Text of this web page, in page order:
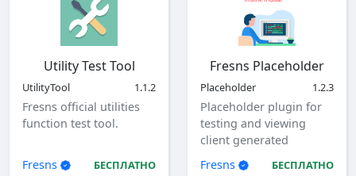
Utility Test Tool
UtilityTool 1.1.2
Fresns official utilities
function test tool.
Fresns БЕСПЛАТНО
Fresns Placeholder
Placeholder 1.2.3
Placeholder plugin for
testing and viewing
client generated
parameters.
Fresns БЕСПЛАТНО